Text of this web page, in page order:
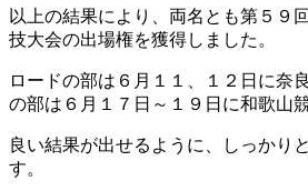
以上の結果により、両名とも第５９
技大会の出場権を獲得しました。
ロードの部は６月１１、１２日に奈
の部は６月１７日～１９日に和歌山
良い結果が出せるように、しっかり
す。